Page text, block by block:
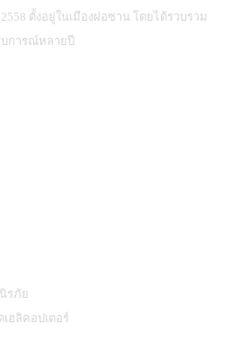
ตั้งอยู่ในเมืองฝอซาน โดยได้รวบรวม
การณ์หลายปี
รภัย
ฮลิคอปเตอร์